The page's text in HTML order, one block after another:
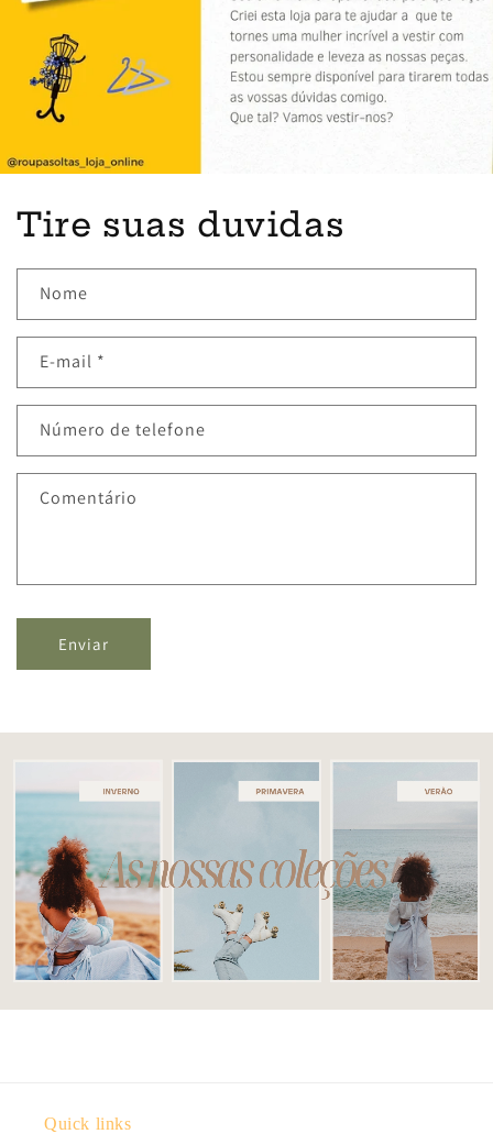
Tire suas duvidas
Nome
E-mail *
Número de telefone
Comentário
Enviar
Quick links